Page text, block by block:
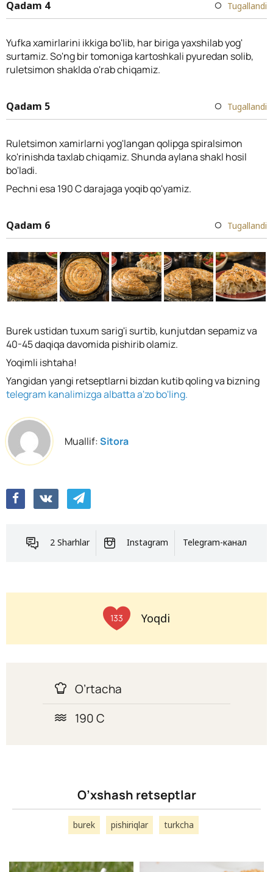
Qadam 4 Tugallandi
Yufka xamirlarini ikkiga bo'lib, har biriga yaxshilab yog'
surtamiz. So'ng bir tomoniga kartoshkali pyuredan solib,
ruletsimon shaklda o'rab chiqamiz.
Qadam 5 Tugallandi
Ruletsimon xamirlarni yog'langan qolipga spiralsimon
ko'rinishda taxlab chiqamiz. Shunda aylana shakl hosil
bo'ladi.
Pechni esa 190 C darajaga yoqib qo'yamiz.
Qadam 6 Tugallandi
Burek ustidan tuxum sarig'i surtib, kunjutdan sepamiz va
40-45 daqiqa davomida pishirib olamiz.
Yoqimli ishtaha!
Yangidan yangi retseptlarni bizdan kutib qoling va bizning
telegram kanalimizga albatta a'zo bo'ling.
Muallif:Sitora
2 Sharhlar Instagram Telegram-канал
133 Yoqdi
O’rtacha
190 C
O’xshash retseptlar
burek pishiriqlar turkcha